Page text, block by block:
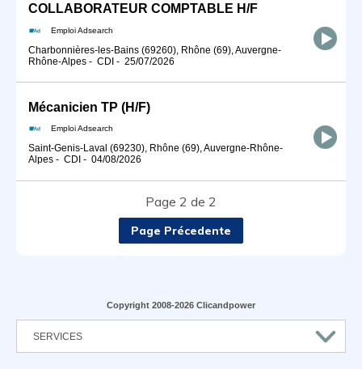
COLLABORATEUR COMPTABLE H/F
Emploi Adsearch
Charbonnières-les-Bains (69260), Rhône (69), Auvergne-
Rhône-Alpes - CDI - 25/07/2026
Mécanicien TP (H/F)
Emploi Adsearch
Saint-Genis-Laval (69230), Rhône (69), Auvergne-Rhône-
Alpes - CDI - 04/08/2026
Page 2 de 2
Page Précedente
Copyright 2008-2026 Clicandpower
SERVICES